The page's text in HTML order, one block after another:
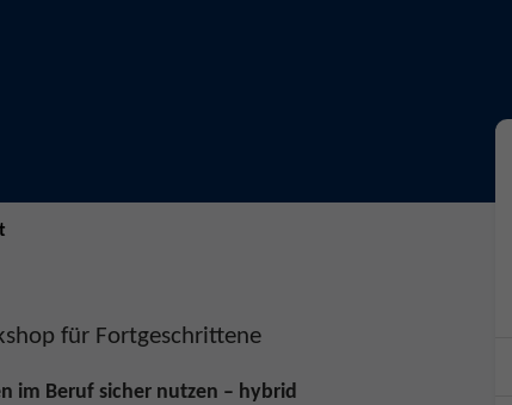
für Fortgeschrittene
im Beruf sicher nutzen – hybrid